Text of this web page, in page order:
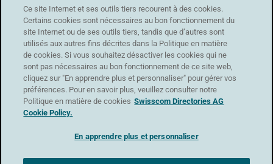
Protection des données CG | Conditions d'utilisation | Mentions légales
Assistance
Formulaire de contact
Ce site Internet et ses outils tiers recourent à des cookies.
Certains cookies sont nécessaires au bon fonctionnement du
site Internet ou de ses outils tiers, tandis que d’autres sont
utilisés aux autres fins décrites dans la Politique en matière
de cookies. Si vous souhaitez désactiver les cookies qui ne
sont pas nécessaires au bon fonctionnement de ce site web,
cliquez sur "En apprendre plus et personnaliser" pour gérer vos
préférences. Pour en savoir plus, veuillez consulter notre
Politique en matière de cookies Swisscom Directories AG
Cookie Policy.
En apprendre plus et personnaliser